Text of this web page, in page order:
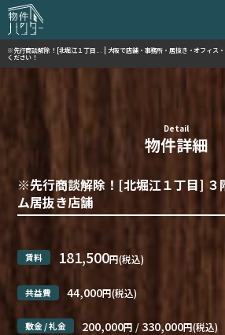
※先行商談解除！[北堀江１丁目... | 大阪で店舗・事務所・居抜き・オフィス
ください！
Detail
物件詳細
※先行商談解除！[北堀江１丁目] ３
ム居抜き店舗
賃料 181,500円(税込)
共益費 44,000円(税込)
敷金 / 礼金 200,000円 / 330,000円(税込)